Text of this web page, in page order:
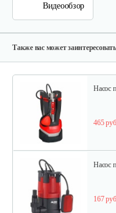
Видеообзор
Также вас может 300 руб
Насос
465 руб
Насос
167 руб